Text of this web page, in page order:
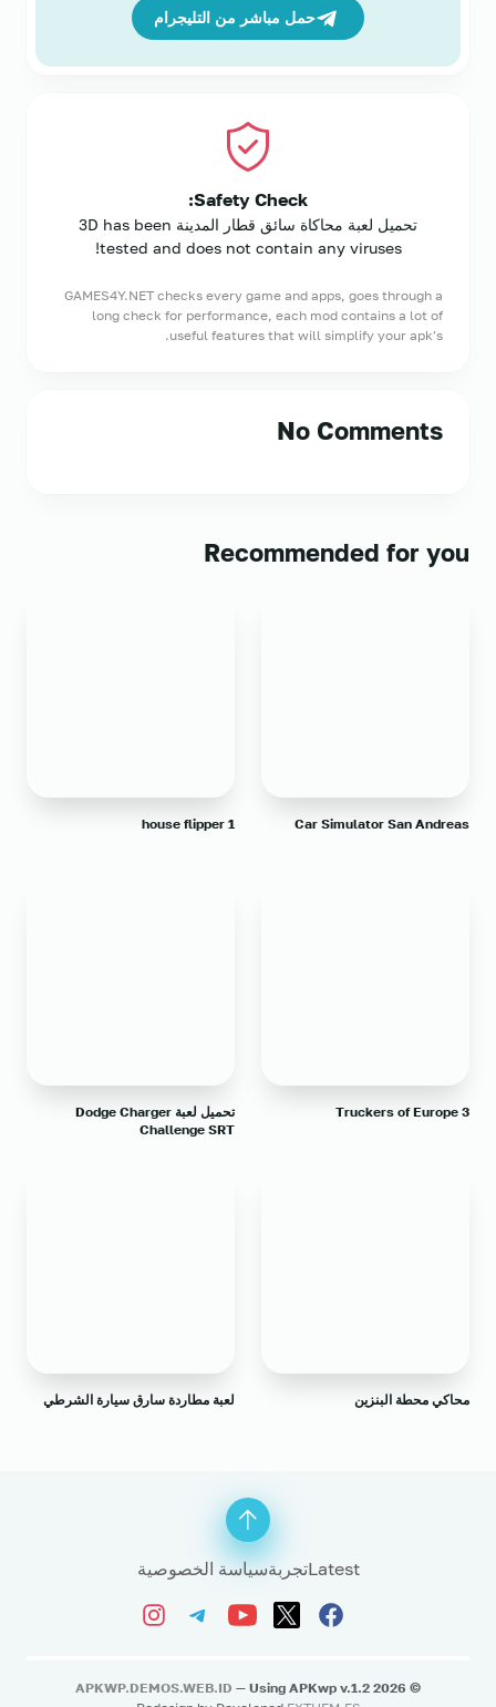
حمل مباشر من التليجرام
Safety Check:
تحميل لعبة محاكاة سائق قطار المدينة 3D has been
tested and does not contain any viruses!
GAMES4Y.NET checks every game and apps, goes through a
long check for performance, each mod contains a lot of
useful features that will simplify your apk's.
No Comments
Recommended for you
Car Simulator San Andreas
house flipper 1
Truckers of Europe 3
تحميل لعبة Dodge Charger
Challenge SRT
محاكي محطة البنزين لعبة مطاردة سارق سيارة الشرطي
Latestتجربةسياسة الخصوصية
©
2026
APKWP.DEMOS.WEB.ID — Using APKwp v.1.2